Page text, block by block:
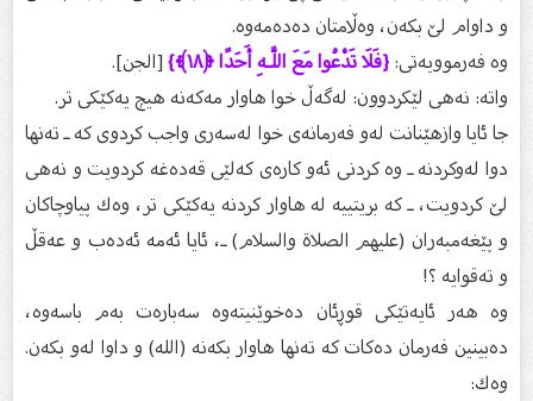
و داوام لێ‌ بكەن، وەڵامتان دەدەمەوە.
وە فەرموویەتی:{فَلَا تَدْعُوا مَعَ اللَّـهِ أَحَدًا ﴿١٨﴾}
[الجن].
واتە: نەهی لێكردوون: لەگەڵ خوا هاوار مەكەنە هیچ یەكێكی تر.
جا ئایا وازهێنانت لەو فەرمانەی خوا لەسەری واجب كردوی كە ـ تەنها
دوا لەوكردنە ـ وە كردنی ئەو كارەی كەلێی قەدەغە كردویت و نەهی
لێ‌ كردویت، ـ كە بریتییە لە هاوار كردنە یەكێكی تر، وەك پیاوچاكان
و پێغەمبەران (عليهم الصلاة والسلام) ـ، ئایا ئەمە ئەدەب و عەقڵ
و تەقوایە ؟!
وە هەر ئایەتێكی قوڕئان دەخوێنیتەوە سەبارەت بەم باسەوە،
دەبینین فەرمان دەكات كە تەنها هاوار بكەنە (الله) و داوا لەو بكەن.
وەك: